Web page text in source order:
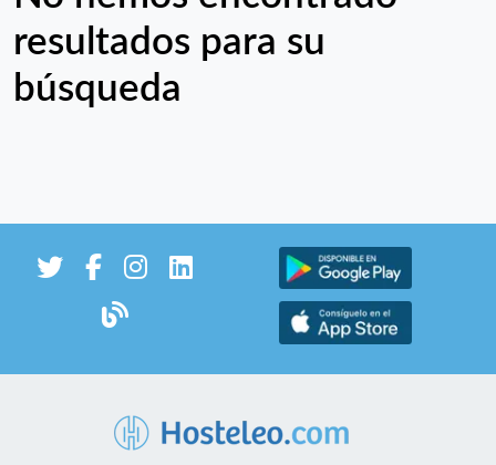
resultados para su
búsqueda